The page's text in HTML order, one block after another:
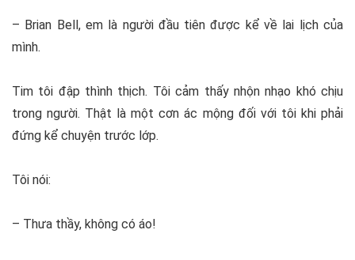
– Brian Bell, em là người đầu tiên được kể về lai lịch của
mình.
Tim tôi đập thình thịch. Tôi cảm thấy nhộn nhạo khó chịu
trong người. Thật là một cơn ác mộng đối với tôi khi phải
đứng kể chuyện trước lớp.
Tôi nói:
– Thưa thầy, không có áo!